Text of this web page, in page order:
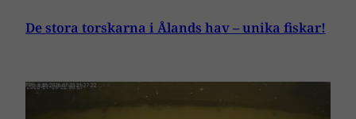
De stora torskarna i Ålands hav – unika fiskar!